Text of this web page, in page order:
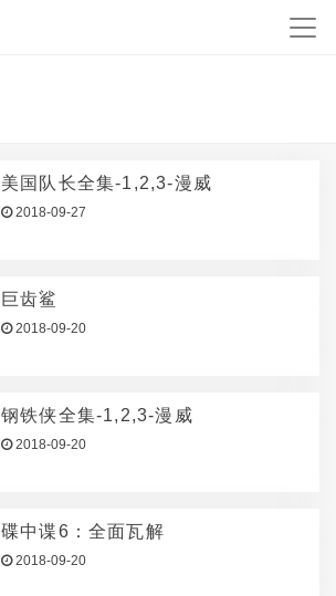
美国队长全集-1,2,3-漫威
2018-09-27
巨齿鲨
2018-09-20
钢铁侠全集-1,2,3-漫威
2018-09-20
碟中谍6：全面瓦解
2018-09-20